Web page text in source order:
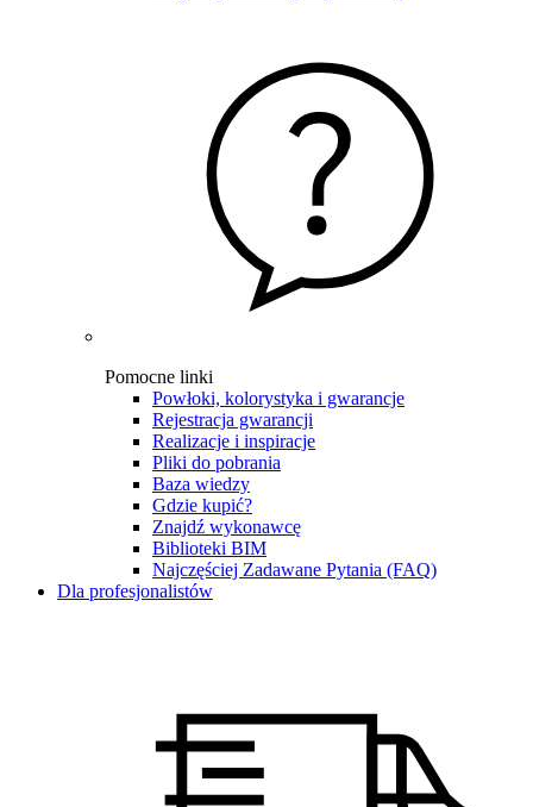
Pomocne linki
Powłoki, kolorystyka i gwarancje
Rejestracja gwarancji
Realizacje i inspiracje
Pliki do pobrania
Baza wiedzy
Gdzie kupić?
Znajdź wykonawcę
Biblioteki BIM
Najczęściej Zadawane Pytania (FAQ)
Dla profesjonalistów